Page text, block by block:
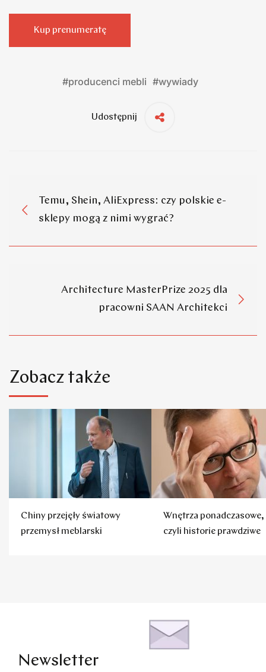
Kup prenumeratę
#producenci mebli #wywiady
Udostępnij
Temu, Shein, AliExpress: czy polskie e-
sklepy mogą z nimi wygrać?
Architecture MasterPrize 2025 dla
pracowni SAAN Architekci
Zobacz także
Chiny przejęły światowy
przemysł meblarski
Wnętrza ponadczasowe,
czyli historie prawdziwe
Newsletter